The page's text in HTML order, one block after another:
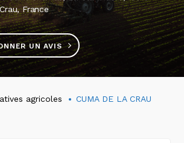
France
UN AVIS
agricoles CUMA DE LA CRAU